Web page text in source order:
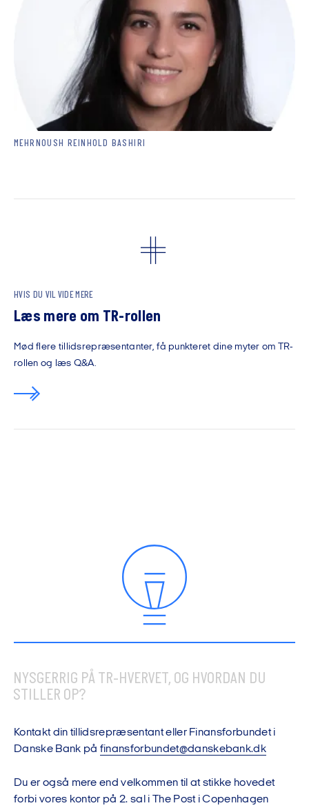
MEHRNOUSH REINHOLD BASHIRI
HVIS DU VIL VIDE MERE
Læs mere om TR-rollen
Mød flere tillidsrepræsentanter, få punkteret dine myter om TR-
rollen og læs Q&A.
NYSGERRIG PÅ TR-HVERVET, OG HVORDAN DU
STILLER OP?
Kontakt din tillidsrepræsentant eller Finansforbundet i
Danske Bank på finansforbundet@danskebank.dk
Du er også mere end velkommen til at stikke hovedet
forbi vores kontor på 2. sal i The Post i Copenhagen